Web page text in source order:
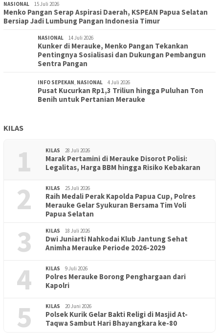
NASIONAL 15 Juli 2026
Menko Pangan Serap Aspirasi Daerah, KSPEAN Papua Selatan
Bersiap Jadi Lumbung Pangan Indonesia Timur
NASIONAL 14 Juli 2026
Kunker di Merauke, Menko Pangan Tekankan
Pentingnya Sosialisasi dan Dukungan Pembangun
Sentra Pangan
INFO SEPEKAN, NASIONAL 4 Juli 2026
Pusat Kucurkan Rp1,3 Triliun hingga Puluhan Ton
Benih untuk Pertanian Merauke
KILAS
1 KILAS 28 Juli 2026
Marak Pertamini di Merauke Disorot Polisi:
Legalitas, Harga BBM hingga Risiko Kebakaran
2 KILAS 25 Juli 2026
Raih Medali Perak Kapolda Papua Cup, Polres
Merauke Gelar Syukuran Bersama Tim Voli
Papua Selatan
3 KILAS 18 Juli 2026
Dwi Juniarti Nahkodai Klub Jantung Sehat
Animha Merauke Periode 2026-2029
4 KILAS 9 Juli 2026
Polres Merauke Borong Penghargaan dari
Kapolri
5 KILAS 20 Juni 2026
Polsek Kurik Gelar Bakti Religi di Masjid At-
Taqwa Sambut Hari Bhayangkara ke-80
PENDIDIKAN 18 Juni 2026
Lepas Puluhan Peserta Didik, TK Yapis 2 Merauke Siapkan